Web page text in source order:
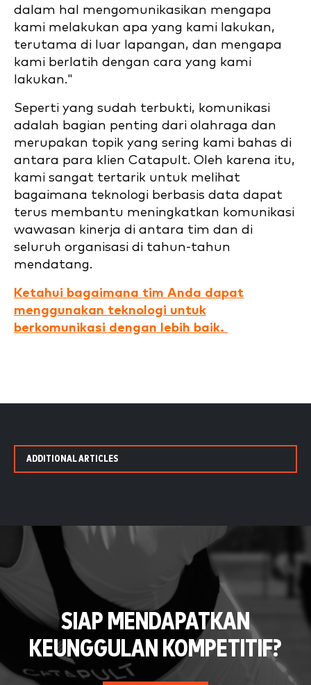
dalam hal mengomunikasikan mengapa
kami melakukan apa yang kami lakukan,
terutama di luar lapangan, dan mengapa
kami berlatih dengan cara yang kami
lakukan."
Seperti yang sudah terbukti, komunikasi
adalah bagian penting dari olahraga dan
merupakan topik yang sering kami bahas di
antara para klien Catapult. Oleh karena itu,
kami sangat tertarik untuk melihat
bagaimana teknologi berbasis data dapat
terus membantu meningkatkan komunikasi
wawasan kinerja di antara tim dan di
seluruh organisasi di tahun-tahun
mendatang.
Ketahui bagaimana tim Anda dapat
menggunakan teknologi untuk
berkomunikasi dengan lebih baik.
ADDITIONAL ARTICLES
SIAP MENDAPATKAN
KEUNGGULAN KOMPETITIF?